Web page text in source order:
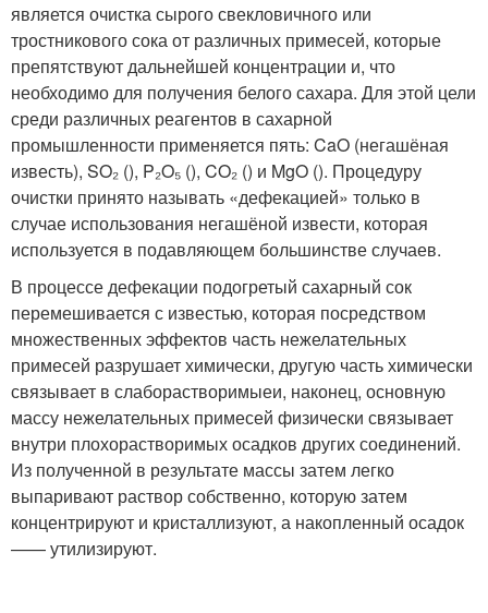
является очистка сырого свекловичного или
тростникового сока от различных примесей, которые
препятствуют дальнейшей концентрации и, что
необходимо для получения белого сахара. Для этой цели
среди различных реагентов в сахарной
промышленности применяется пять: CaO (негашёная
известь), SO₂ (), P₂O₅ (), CO₂ () и MgO (). Процедуру
очистки принято называть «дефекацией» только в
случае использования негашёной извести, которая
используется в подавляющем большинстве случаев.
В процессе дефекации подогретый сахарный сок
перемешивается с известью, которая посредством
множественных эффектов часть нежелательных
примесей разрушает химически, другую часть химически
связывает в слаборастворимыеи, наконец, основную
массу нежелательных примесей физически связывает
внутри плохорастворимых осадков других соединений.
Из полученной в результате массы затем легко
выпаривают раствор собственно, которую затем
концентрируют и кристаллизуют, а накопленный осадок
—— утилизируют.